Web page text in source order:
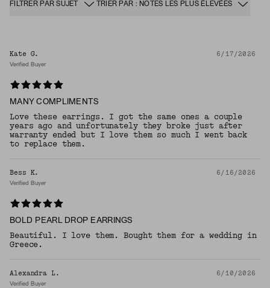
FILTRER PAR SUJET TRIER PAR : NOTES LES PLUS ÉLEVÉES
Kate G. 6/17/2026
Verified Buyer
MANY COMPLIMENTS
Love these earrings. I got the same ones a couple
years ago and unfortunately they broke just after
warranty ended but I love them so much I went back
to replace them.
Bess K. 6/16/2026
Verified Buyer
BOLD PEARL DROP EARRINGS
Beautiful. I love them. Bought them for a wedding in
Greece.
Alexandra L. 6/10/2026
Verified Buyer